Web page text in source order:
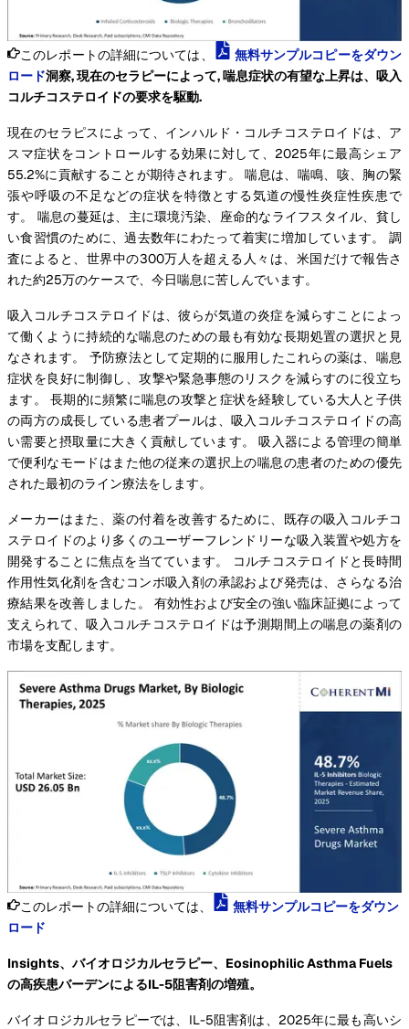
このレポートの詳細については、
無料サンプルコピーをダウン
ロード洞察, 現在のセラピーによって, 喘息症状の有望な上昇は、吸入
コルチコステロイドの要求を駆動.
現在のセラピスによって、インハルド・コルチコステロイドは、ア
スマ症状をコントロールする効果に対して、2025年に最高シェア
55.2%に貢献することが期待されます。 喘息は、喘鳴、咳、胸の緊
張や呼吸の不足などの症状を特徴とする気道の慢性炎症性疾患で
す。 喘息の蔓延は、主に環境汚染、座命的なライフスタイル、貧し
い食習慣のために、過去数年にわたって着実に増加しています。 調
査によると、世界中の300万人を超える人々は、米国だけで報告さ
れた約25万のケースで、今日喘息に苦しんでいます。
吸入コルチコステロイドは、彼らが気道の炎症を減らすことによっ
て働くように持続的な喘息のための最も有効な長期処置の選択と見
なされます。 予防療法として定期的に服用したこれらの薬は、喘息
症状を良好に制御し、攻撃や緊急事態のリスクを減らすのに役立ち
ます。 長期的に頻繁に喘息の攻撃と症状を経験している大人と子供
の両方の成長している患者プールは、吸入コルチコステロイドの高
い需要と摂取量に大きく貢献しています。 吸入器による管理の簡単
で便利なモードはまた他の従来の選択上の喘息の患者のための優先
された最初のライン療法をします。
メーカーはまた、薬の付着を改善するために、既存の吸入コルチコ
ステロイドのより多くのユーザーフレンドリーな吸入装置や処方を
開発することに焦点を当てています。 コルチコステロイドと長時間
作用性気化剤を含むコンボ吸入剤の承認および発売は、さらなる治
療結果を改善しました。 有効性および安全の強い臨床証拠によって
支えられて、吸入コルチコステロイドは予測期間上の喘息の薬剤の
市場を支配します。
このレポートの詳細については、
無料サンプルコピーをダウン
ロード
Insights、バイオロジカルセラピー、Eosinophilic Asthma Fuels
の高疾患バーデンによるIL-5阻害剤の増殖。
バイオロジカルセラピーでは、IL-5阻害剤は、2025年に最も高いシ